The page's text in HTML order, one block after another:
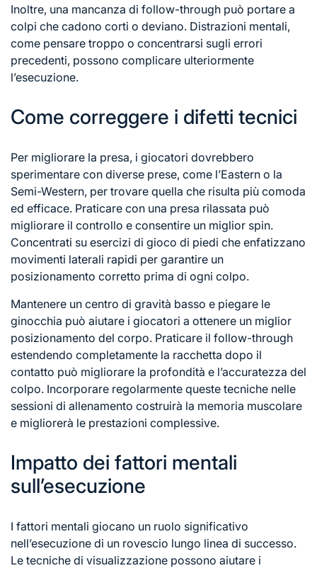
Inoltre, una mancanza di follow-through può portare a
colpi che cadono corti o deviano. Distrazioni mentali,
come pensare troppo o concentrarsi sugli errori
precedenti, possono complicare ulteriormente
l’esecuzione.
Come correggere i difetti tecnici
Per migliorare la presa, i giocatori dovrebbero
sperimentare con diverse prese, come l’Eastern o la
Semi-Western, per trovare quella che risulta più comoda
ed efficace. Praticare con una presa rilassata può
migliorare il controllo e consentire un miglior spin.
Concentrati su esercizi di gioco di piedi che enfatizzano
movimenti laterali rapidi per garantire un
posizionamento corretto prima di ogni colpo.
Mantenere un centro di gravità basso e piegare le
ginocchia può aiutare i giocatori a ottenere un miglior
posizionamento del corpo. Praticare il follow-through
estendendo completamente la racchetta dopo il
contatto può migliorare la profondità e l’accuratezza del
colpo. Incorporare regolarmente queste tecniche nelle
sessioni di allenamento costruirà la memoria muscolare
e migliorerà le prestazioni complessive.
Impatto dei fattori mentali
sull’esecuzione
I fattori mentali giocano un ruolo significativo
nell’esecuzione di un rovescio lungo linea di successo.
Le tecniche di visualizzazione possono aiutare i